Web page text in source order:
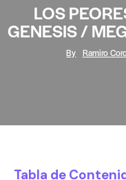
LOS
GENESIS /
By Ramiro
Tabla de